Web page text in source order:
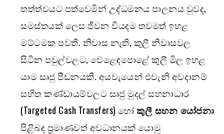
තත්ත්වයට පත්වෙමින් උද්ධමනය පාලනය වුවද,
සමස්තයක් ලෙස ජීවන වියදම තවමත් ඉහළ
මට්ටමක පවතී. නිවාස නැති, කුලී නිවාසවල
සිටින පවුල්වලට, වෙළෙඳපොළේ කුලී මිල ඉහළ
යාම සෘජු පීඩනයකි. අයවැයෙන් එවැනි අවදානම්
සහිත කණ්ඩායම්වලට සෘජු මුදල් සහනාධාර
(Targeted Cash Transfers) හෝකුලී සහන යෝජනා
පිළිබඳ ප්‍රමාණවත් අවධානයක් යොමු